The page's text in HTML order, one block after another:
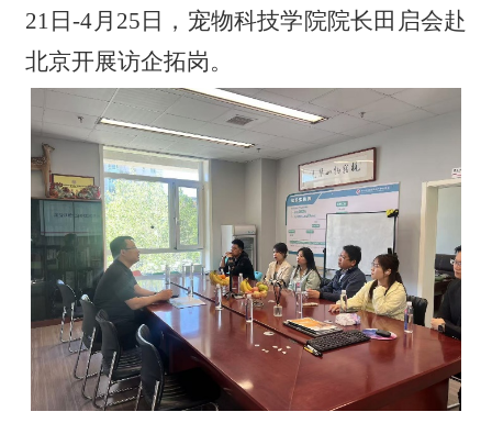
21日-4月25日，宠物科技学院院长田启会赴
北京开展访企拓岗。